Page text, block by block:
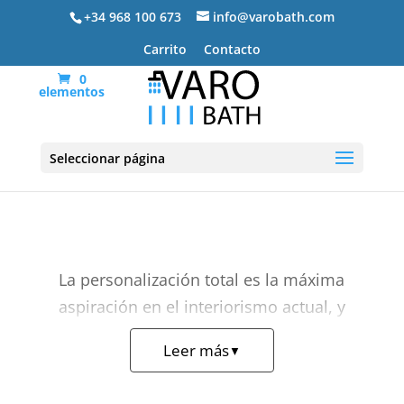
+34 968 100 673
info@varobath.com
Carrito
Contacto
0
elementos
Seleccionar página
Muebles de baño a medida
La personalización total es la máxima
aspiración en el interiorismo actual, y
muebles de baño a medida
son la respuesta definitiva para quienes
Leer más▼